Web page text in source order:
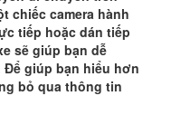
chiếc camera hành
tiếp hoặc dán tiếp
sẽ giúp bạn dễ
giúp bạn hiểu hơn
bỏ qua thông tin